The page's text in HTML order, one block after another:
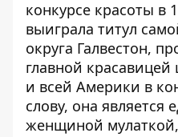
конкурсе красоты в
выиграла титул
округа Галвестон,
главной красавицей
и всей Америки в
слову, она является
женщиной